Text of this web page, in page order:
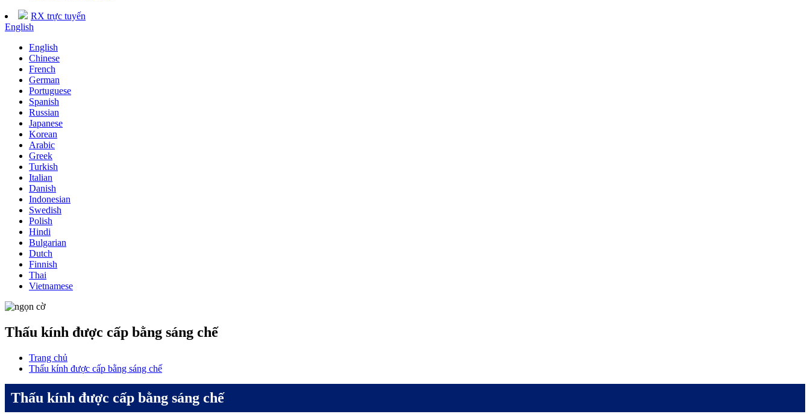
RX trực tuyến
English
English
Chinese
French
German
Portuguese
Spanish
Russian
Japanese
Korean
Arabic
Greek
Turkish
Italian
Danish
Indonesian
Swedish
Polish
Hindi
Bulgarian
Dutch
Finnish
Thai
Vietnamese
Thấu kính được cấp bằng sáng chế
Trang chủ
Thấu kính được cấp bằng sáng chế
Thấu kính được cấp bằng sáng chế